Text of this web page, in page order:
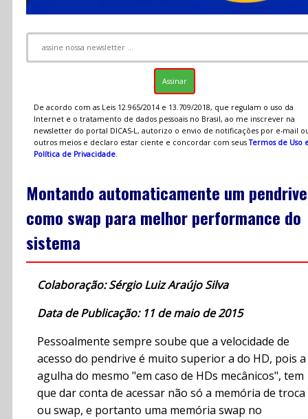
De acordo com as Leis 12.965/2014 e 13.709/2018, que regulam o uso da
Internet e o tratamento de dados pessoais no Brasil, ao me inscrever na
newsletter do portal DICAS-L, autorizo o envio de notificações por e-mail
outros meios e declaro estar ciente e concordar com seusTermos de Uso
Política de Privacidade.
Montando automaticamente um pendrive
como swap para melhor performance do
sistema
Colaboração: Sérgio Luiz Araújo Silva
Data de Publicação: 11 de maio de 2015
Pessoalmente sempre soube que a velocidade de
acesso do pendrive é muito superior a do HD, pois a
agulha do mesmo "em caso de HDs mecânicos", tem
que dar conta de acessar não só a memória de troca
ou swap, e portanto uma memória swap no